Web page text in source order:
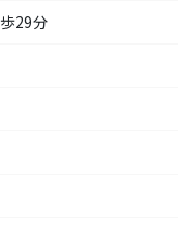
29分